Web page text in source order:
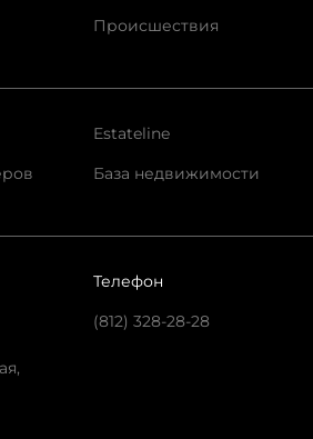
Происшествия
Estateline
База недвижимости
Телефон
(812) 328-28-28